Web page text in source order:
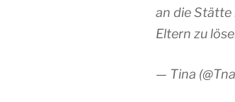
an die Stätte
Eltern zu
— Tina